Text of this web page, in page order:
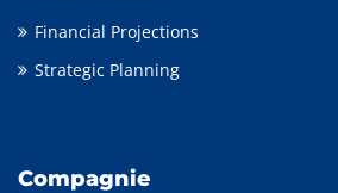
Financial Projections
Strategic Planning
Compagnie